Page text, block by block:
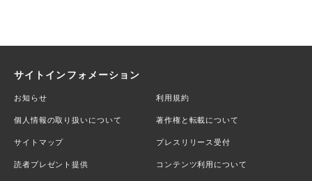
サイトインフォメーション
お知らせ 利用規約
個人情報の取り扱いについて 著作権と転載について
サイトマップ プレスリリース受付
読者プレゼント提供 コンテンツ利用について